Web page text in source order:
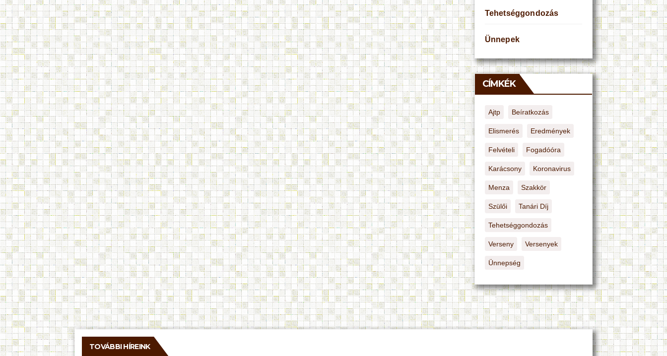
Tehetséggondozás
Ünnepek
CÍMKÉK
Ajtp Beíratkozás
Elismerés Eredmények
Felvételi Fogadóóra
Karácsony Koronavirus
Menza Szakkör
Szülői Tanári Díj
Tehetséggondozás
Verseny Versenyek
Ünnepség
TOVÁBBI HÍREINK